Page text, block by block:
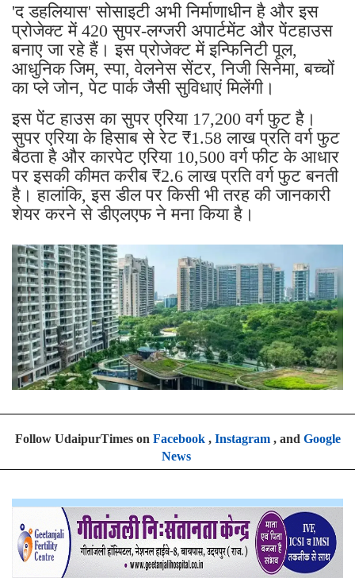
'द डहलियास' सोसाइटी अभी निर्माणाधीन है और इस
प्रोजेक्ट में 420 सुपर-लग्जरी अपार्टमेंट और पेंटहाउस
बनाए जा रहे हैं। इस प्रोजेक्ट में इन्फिनिटी पूल,
आधुनिक जिम, स्पा, वेलनेस सेंटर, निजी सिनेमा, बच्चों
का प्ले जोन, पेट पार्क जैसी सुविधाएं मिलेंगी।
इस पेंट हाउस का सुपर एरिया 17,200 वर्ग फुट है।
सुपर एरिया के हिसाब से रेट ₹1.58 लाख प्रति वर्ग फुट
बैठता है और कारपेट एरिया 10,500 वर्ग फीट के आधार
पर इसकी कीमत करीब ₹2.6 लाख प्रति वर्ग फुट बनती
है। हालांकि, इस डील पर किसी भी तरह की जानकारी
शेयर करने से डीएलएफ ने मना किया है।
Follow UdaipurTimes on Facebook, Instagram, and Google
News